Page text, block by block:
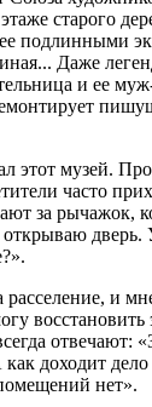
старого
подлинными
Даже
и ее
этот музей.
часто
за рычажок,
и
отвечают:
доходит
нет».